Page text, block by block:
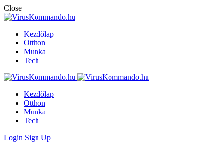
Close
Kezdőlap
Otthon
Munka
Tech
Kezdőlap
Otthon
Munka
Tech
Login Sign Up